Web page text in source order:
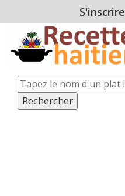
S'inscrire
Rechercher